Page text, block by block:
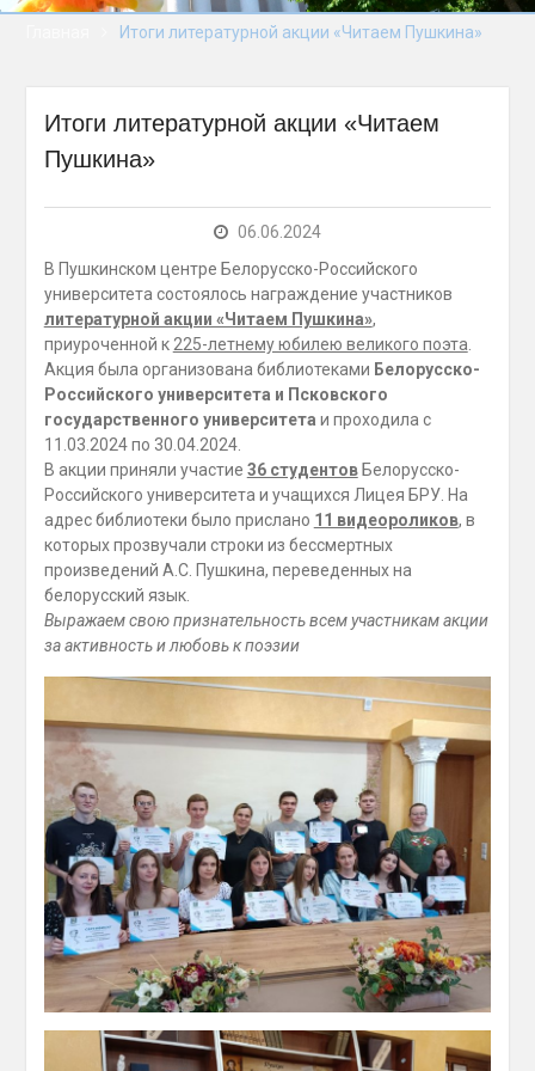
сессии Палаты
представителей
собрания Республики
Беларусь восьмого
«В добрый путь,
дипломы о высшем
образовании в БРУ
Палата представителей
Беларуси приняла 78
законов за сессию
Итоги литературной акции «Читаем Пушкина»
Итоги литературной акции «Читаем
Пушкина»
06.06.2024
В Пушкинском центре Белорусско-Российского
университета состоялось награждение участников
литературной акции «Читаем Пушкина»,
приуроченной к 225-летнему юбилею великого поэта
Акция была организована библиотеками Белорусско-
Российского университета и Псковского
государственного университета и проходила с
11.03.2024 по 30.04.2024.
В акции приняли участие 36 студентовБелорусско-
Российского университета и учащихся Лицея БРУ. На
адрес библиотеки было прислано 11 видеороликов, в
которых прозвучали строки из бессмертных
произведений А.С. Пушкина, переведенных на
белорусский язык.
Выражаем свою признательность всем участникам акции
за активность и любовь к поэзии